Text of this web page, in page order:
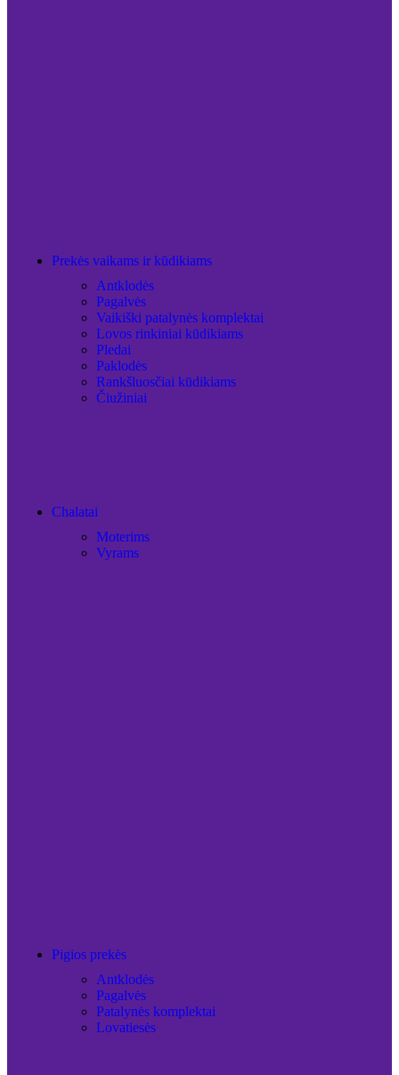
Prekės vaikams ir kūdikiams
Antklodės
Pagalvės
Vaikiški patalynės komplektai
Lovos rinkiniai kūdikiams
Pledai
Paklodės
Rankšluosčiai kūdikiams
Čiužiniai
Chalatai
Moterims
Vyrams
Pigios prekės
Antklodės
Pagalvės
Patalynės komplektai
Lovatiesės